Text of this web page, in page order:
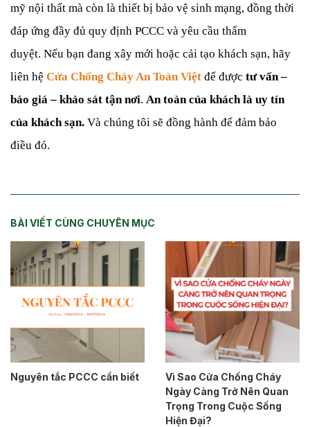
mỹ nội thất mà còn là thiết bị bảo vệ sinh mạng, đồng thời
đáp ứng đầy đủ quy định PCCC và yêu cầu thẩm
duyệt. Nếu bạn đang xây mới hoặc cải tạo khách sạn, hãy
liên hệ Cửa Chống Cháy An Toàn Việt để được tư vấn –
báo giá – khảo sát tận nơi. An toàn của khách là uy tín
của khách sạn. Và chúng tôi sẽ đồng hành để đảm bảo
điều đó.
BÀI VIẾT CÙNG CHUYÊN MỤC
Nguyên tắc PCCC cần biết
Vì Sao Cửa Chống Cháy
Ngày Càng Trở Nên Quan
Trọng Trong Cuộc Sống
Hiện Đại?